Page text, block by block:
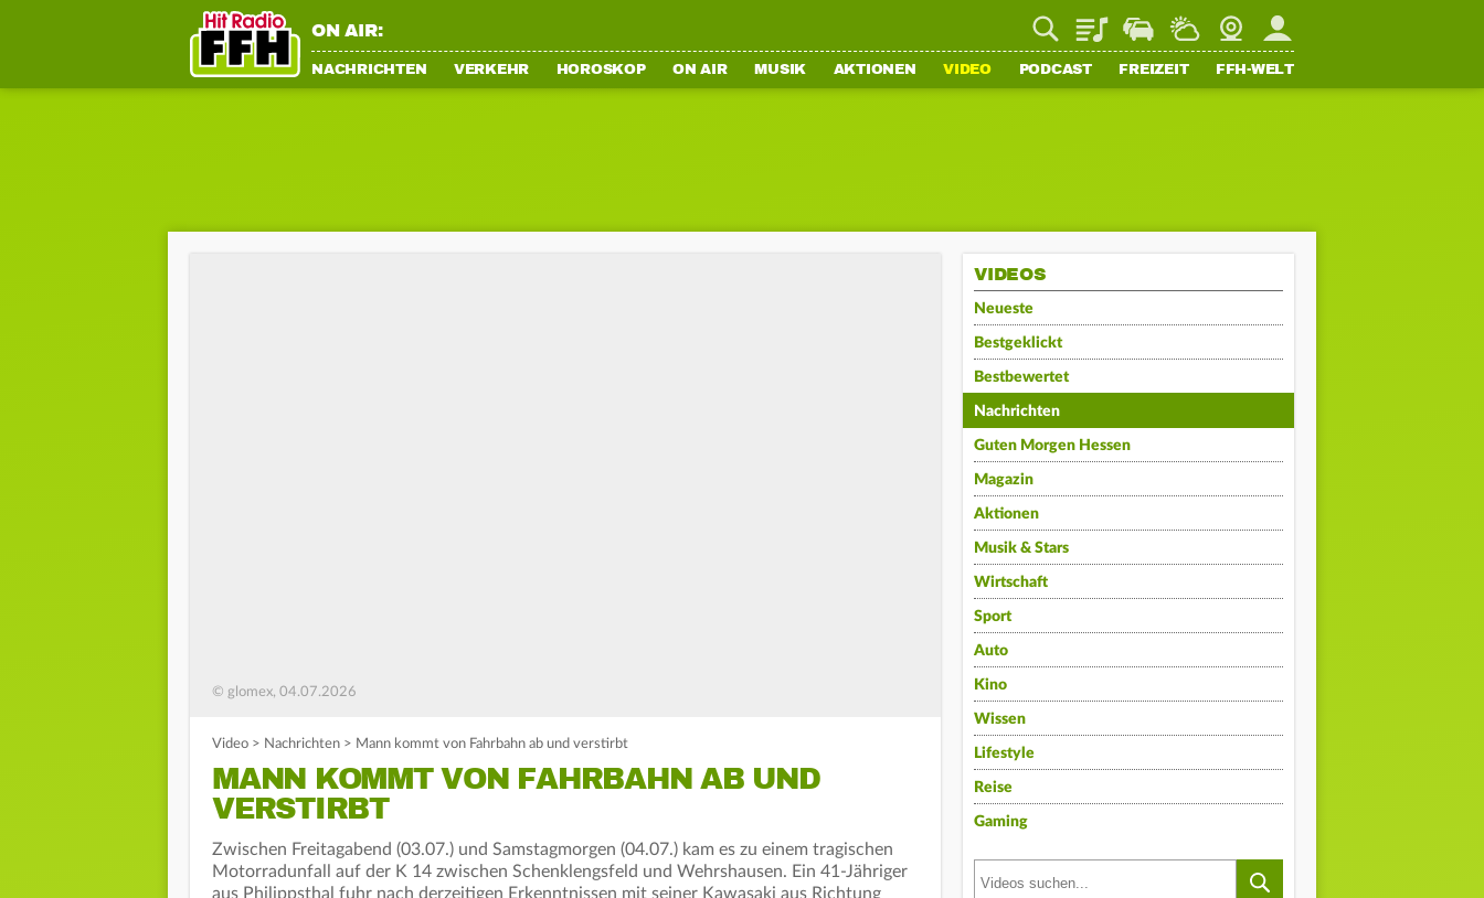
ON AIR: PlaylistStaupilotWetterWebcamMein FFH
NACHRICHTEN VERKEHR HOROSKOP ON AIR MUSIK AKTIONEN VIDEO PODCAST FREIZEIT FFH-WELT
© glomex, 04.07.2026
Video > Nachrichten > Mann kommt von Fahrbahn ab und verstirbt
MANN KOMMT VON FAHRBAHN AB UND
VERSTIRBT
Zwischen Freitagabend (03.07.) und Samstagmorgen (04.07.) kam es zu einem tragischen
Motorradunfall auf der K 14 zwischen Schenklengsfeld und Wehrshausen. Ein 41-Jähriger
aus Philippsthal fuhr nach derzeitigen Erkenntnissen mit seiner Kawasaki aus Richtung
VIDEOS
Neueste
Bestgeklickt
Bestbewertet
Nachrichten
Guten Morgen Hessen
Magazin
Aktionen
Musik & Stars
Wirtschaft
Sport
Auto
Kino
Wissen
Lifestyle
Reise
Gaming